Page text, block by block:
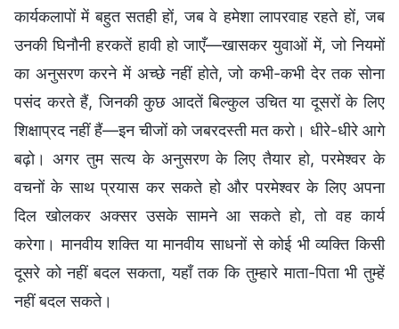
कार्यकलापों में बहुत सतही हों, जब वे हमेशा लापरवाह रहते हों, जब
उनकी घिनौनी हरकतें हावी हो जाएँ—खासकर युवाओं में, जो नियमों
का अनुसरण करने में अच्छे नहीं होते, जो कभी-कभी देर तक सोना
पसंद करते हैं, जिनकी कुछ आदतें बिल्कुल उचित या दूसरों के लिए
शिक्षाप्रद नहीं हैं—इन चीजों को जबरदस्ती मत करो। धीरे-धीरे आगे
बढ़ो। अगर तुम सत्य के अनुसरण के लिए तैयार हो, परमेश्वर के
वचनों के साथ प्रयास कर सकते हो और परमेश्वर के लिए अपना
दिल खोलकर अक्सर उसके सामने आ सकते हो, तो वह कार्य
करेगा। मानवीय शक्ति या मानवीय साधनों से कोई भी व्यक्ति किसी
दूसरे को नहीं बदल सकता, यहाँ तक कि तुम्हारे माता-पिता भी तुम्हें
नहीं बदल सकते।